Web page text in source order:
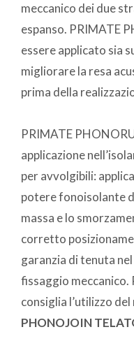
meccanico dei due
espanso. PRIMATE
essere applicato sia
migliorare la resa
prima della
PRIMATE
applicazione
per avvolgibili:
potere fonoisolante
massa e lo
corretto
garanzia di tenuta
fissaggio meccanico.
consiglia l’utilizzo
PHONOJOIN